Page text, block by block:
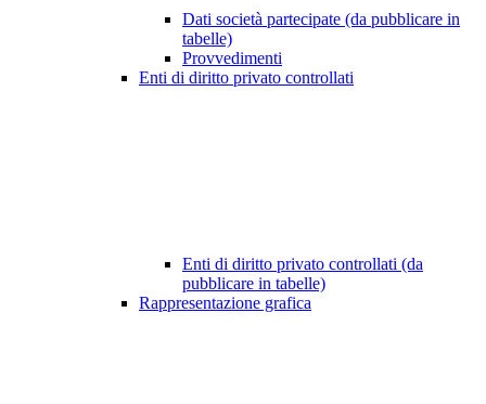
Dati società partecipate (da pubblicare in
tabelle)
Provvedimenti
Enti di diritto privato controllati
Enti di diritto privato controllati (da
pubblicare in tabelle)
Rappresentazione grafica